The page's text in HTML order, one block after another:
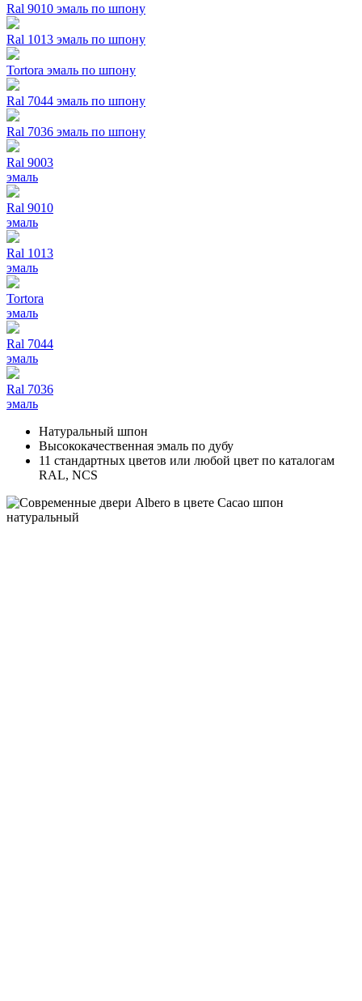
Ral 9010 эмаль по шпону
Ral 1013 эмаль по шпону
Tortora эмаль по шпону
Ral 7044 эмаль по шпону
Ral 7036 эмаль по шпону
Ral 9003
эмаль
Ral 9010
эмаль
Ral 1013
эмаль
Tortora
эмаль
Ral 7044
эмаль
Ral 7036
эмаль
Натуральный шпон
Высококачественная эмаль по дубу
11 стандартных цветов или любой цвет по каталогам
RAL, NCS